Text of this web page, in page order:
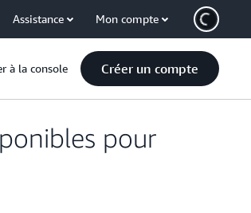
Assistance Mon compte
à la console Créer un compte
pour